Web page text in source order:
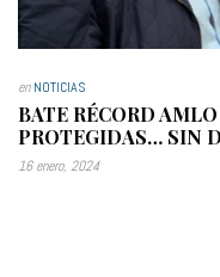
enNOTICIAS
BATE RÉCORD
PROTEGIDAS… SIN
16 enero, 2024